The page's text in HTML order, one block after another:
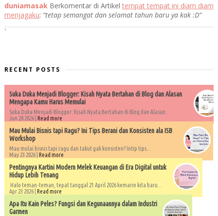
duniamasak Berkomentar di Artikel tempat tempat ini diam diam
menjagaku: “tetap semangat dan selamat tahun baru ya kak :D”
`
RECENT POSTS
Suka Duka Menjadi Blogger: Kisah Nyata Bertahan di Blog dan Alasan
Mengapa Kamu Harus Memulai
Suka Duka Menjadi Blogger: Kisah Nyata Bertahan di Blog dan Alasan...
Jun 28 2026 | Read more
Mau Mulai Bisnis tapi Ragu? Ini Tips Berani dan Konsisten ala ISB
Workshop
Mau mulai bisnis tapi ragu dan takut gak konsisten? Intip tips...
May 23 2026 | Read more
Pentingnya Kartini Modern Melek Keuangan di Era Digital untuk
Hidup Lebih Tenang
Halo teman-teman, tepat tanggal 21 April 2026 kemarin kita baru...
Apr 23 2026 | Read more
Apa Itu Kain Peles? Fungsi dan Kegunaannya dalam Industri
Garmen